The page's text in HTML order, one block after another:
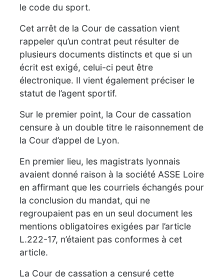
le code du sport.
Cet arrêt de la Cour de cassation vient
rappeler qu’un contrat peut résulter de
plusieurs documents distincts et que si un
écrit est exigé, celui-ci peut être
électronique. Il vient également préciser le
statut de l’agent sportif.
Sur le premier point, la Cour de cassation
censure à un double titre le raisonnement de
la Cour d’appel de Lyon.
En premier lieu, les magistrats lyonnais
avaient donné raison à la société ASSE Loire
en affirmant que les courriels échangés pour
la conclusion du mandat, qui ne
regroupaient pas en un seul document les
mentions obligatoires exigées par l’article
L.222-17, n’étaient pas conformes à cet
article.
La Cour de cassation a censuré cette